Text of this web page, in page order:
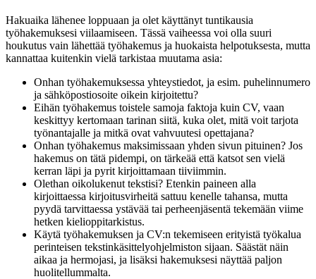
Hakuaika lähenee loppuaan ja olet käyttänyt tuntikausia
työhakemuksesi viilaamiseen. Tässä vaiheessa voi olla suuri
houkutus vain lähettää työhakemus ja huokaista helpotuksesta, mutta
kannattaa kuitenkin vielä tarkistaa muutama asia:
Onhan työhakemuksessa yhteystiedot, ja esim. puhelinnumero
ja sähköpostiosoite oikein kirjoitettu?
Eihän työhakemus toistele samoja faktoja kuin CV, vaan
keskittyy kertomaan tarinan siitä, kuka olet, mitä voit tarjota
työnantajalle ja mitkä ovat vahvuutesi opettajana?
Onhan työhakemus maksimissaan yhden sivun pituinen? Jos
hakemus on tätä pidempi, on tärkeää että katsot sen vielä
kerran läpi ja pyrit kirjoittamaan tiiviimmin.
Olethan oikolukenut tekstisi? Etenkin paineen alla
kirjoittaessa kirjoitusvirheitä sattuu kenelle tahansa, mutta
pyydä tarvittaessa ystävää tai perheenjäsentä tekemään viime
hetken kielioppitarkistus.
Käytä työhakemuksen ja CV:n tekemiseen erityistä työkalua
perinteisen tekstinkäsittelyohjelmiston sijaan. Säästät näin
aikaa ja hermojasi, ja lisäksi hakemuksesi näyttää paljon
huolitellummalta.